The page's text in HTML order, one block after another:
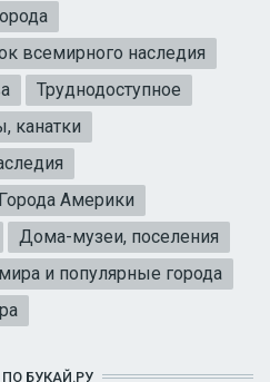
всемирного наследия
Труднодоступное
канатки
Города Америки
Дома-музеи, поселения
и популярные города
БУКАЙ.РУ